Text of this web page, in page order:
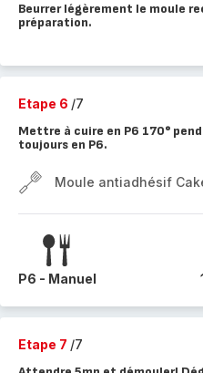
Beurrer légèrement le moule
préparation.
Etape 6 /7
Mettre à cuire en P6 170°
toujours en P6.
Moule antiadhésif
P6 - Manuel
Etape 7 /7